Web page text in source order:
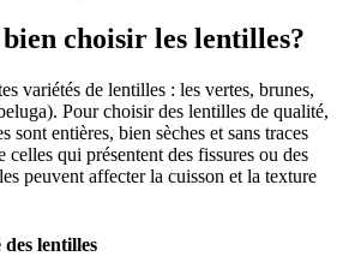
choisir les lentilles?
variétés de lentilles : les vertes, brunes,
Pour choisir des lentilles de qualité,
sont entières, bien sèches et sans traces
celles qui présentent des fissures ou des
peuvent affecter la cuisson et la texture
lentilles